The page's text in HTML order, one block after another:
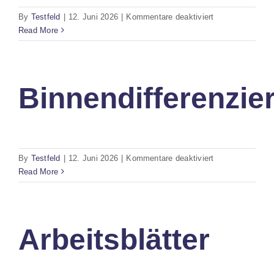
By Testfeld 12. Juni 2026 Kommentare deaktiviertfür
Read More
By Testfeld | 12. Juni 2026 | Kommentare deaktiviertfür
Read More
Arbeitsblätter